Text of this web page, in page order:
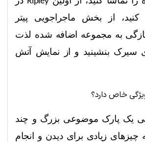
کنید، از بخش ماجراجویی پیتر
به مجموعه اضافه شده لذت
سیرک بنشینید و از نمایش آتش
خاص دارد؟
یک پارک موضوعی بزرگ و چند
زیادی برای دیدن و انجام